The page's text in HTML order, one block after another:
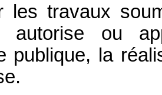
les travaux
autorise ou
publique, la